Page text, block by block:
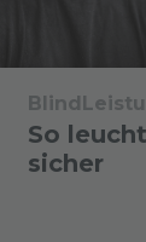
So
sicher